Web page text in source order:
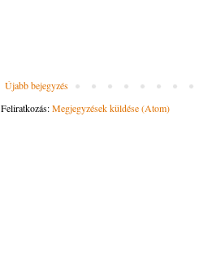
Újabb bejegyzés
Feliratkozás:Megjegyzések küldése (Atom)